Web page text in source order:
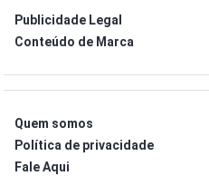
Publicidade Legal
Conteúdo de Marca
Quem somos
Política de privacidade
Fale Aqui